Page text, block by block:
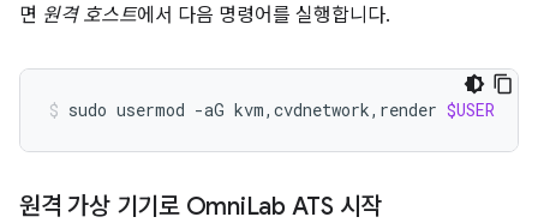
면 원격 호스트에서 다음 명령어를 실행합니다.
sudo usermod -aG kvm,cvdnetwork,render $USER
원격 가상 기기로 OmniLab ATS 시작